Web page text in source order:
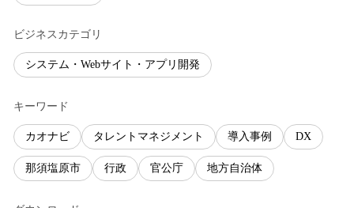
ビジネスカテゴリ
システム・Webサイト・アプリ開発
キーワード
カオナビ タレントマネジメント 導入事例 DX
那須塩原市 行政 官公庁 地方自治体